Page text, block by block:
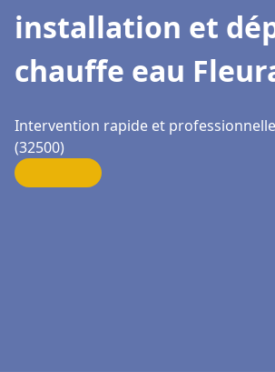
installation et
chauffe eau
Intervention rapide et
(32500)